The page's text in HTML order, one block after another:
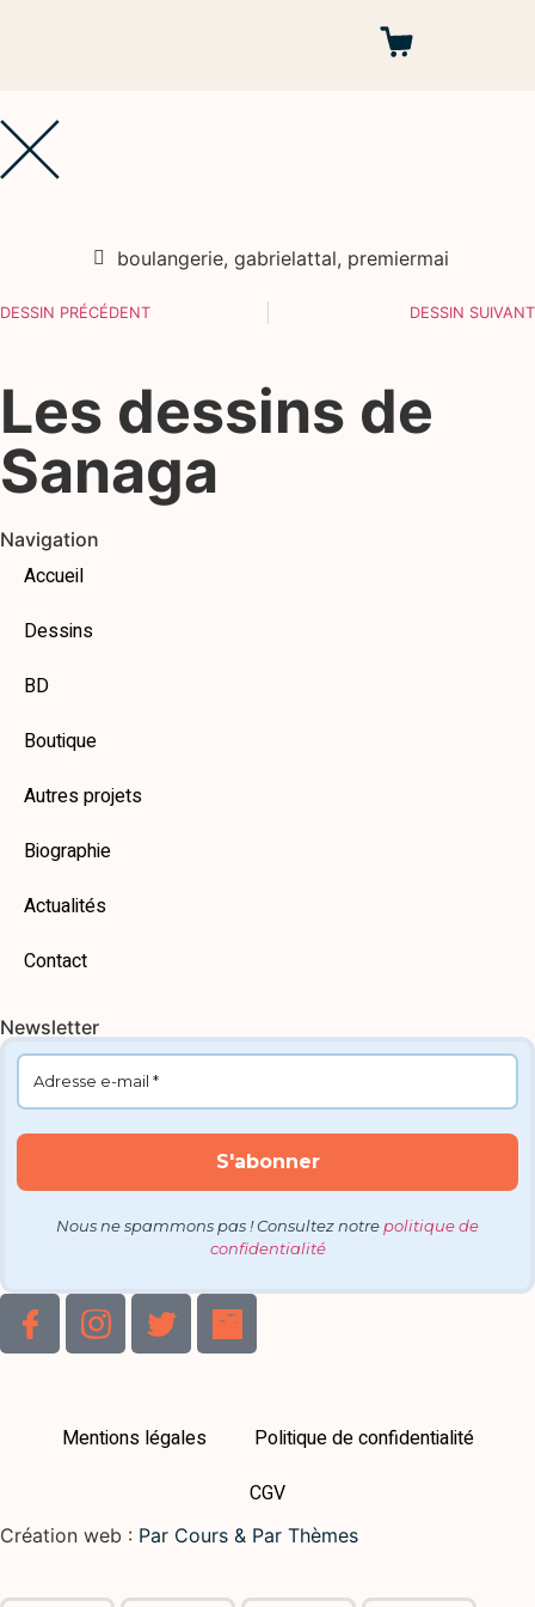
boulangerie, gabrielattal, premiermai
DESSIN PRÉCÉDENT DESSIN SUIVANT
Les dessins de
Sanaga
Navigation
Accueil
Dessins
BD
Boutique
Autres projets
Biographie
Actualités
Contact
Newsletter
Nous ne spammons pas ! Consultez notre politique de
confidentialité
Mentions légales
Politique de confidentialité
CGV
Création web : Par Cours & Par Thèmes